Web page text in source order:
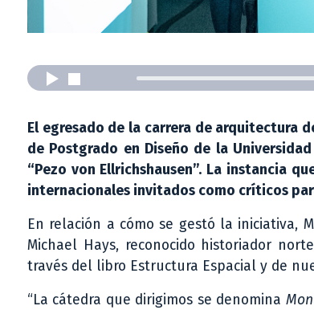
El egresado de la carrera de arquitectura
de Postgrado en Diseño de la
“Pezo von Ellrichshausen”. La instancia
internacionales invitados como críticos
En relación a cómo se gestó la iniciativa,
Michael Hays, reconocido historiador
través del libro Estructura Espacial y de
“La cátedra que dirigimos se denomina